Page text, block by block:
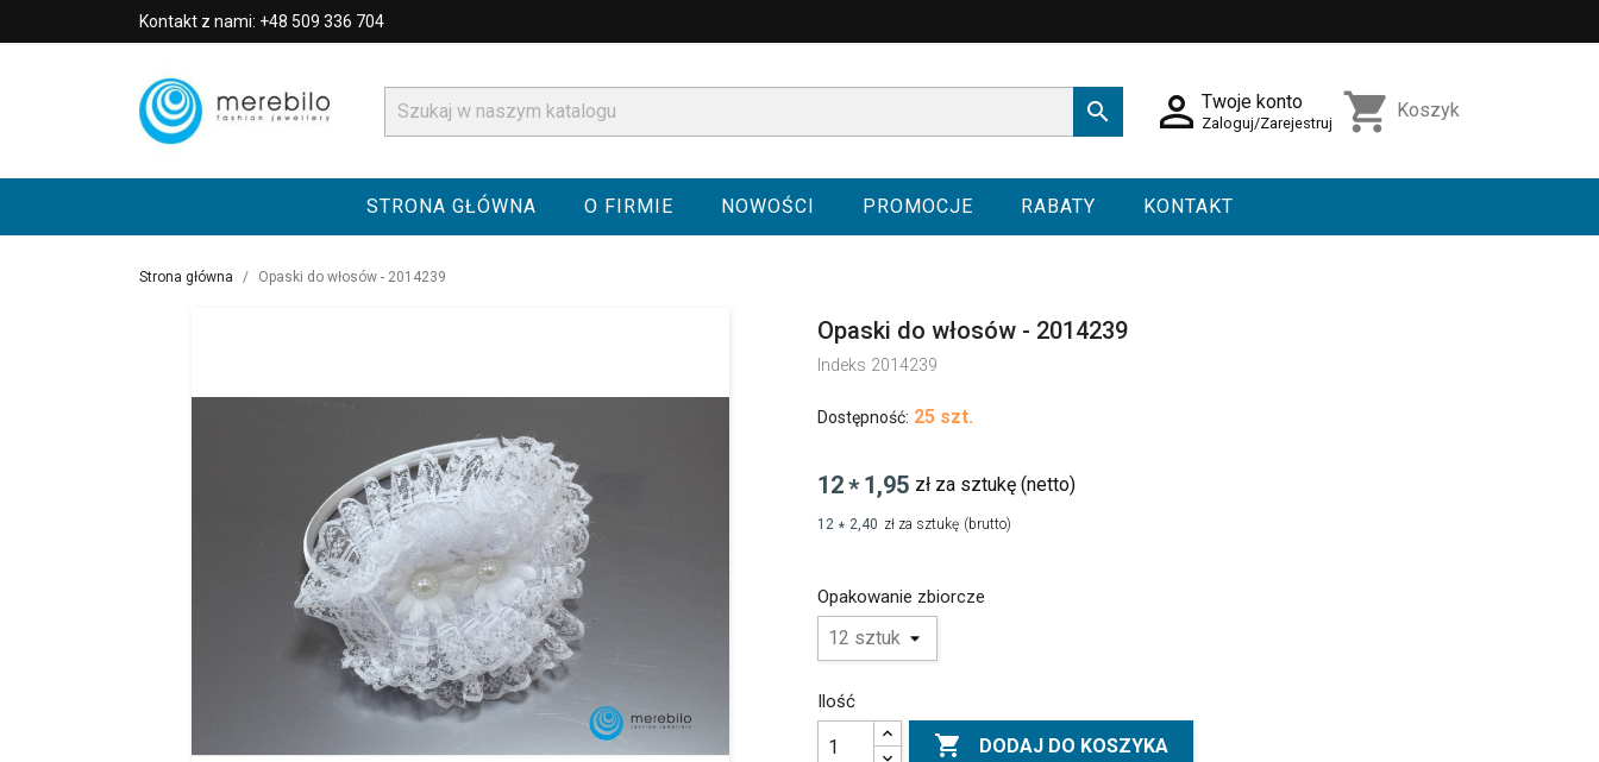
Kontakt z nami: +48 509 336 704
  Twoje konto
Zaloguj/Zarejestruj shopping_cart Koszyk
STRONA GŁÓWNA O FIRMIE NOWOŚCI PROMOCJE RABATY KONTAKT
Strona główna Opaski do włosów - 2014239
Opaski do włosów - 2014239
Indeks 2014239
Dostępność: 25 szt.
12* 1,95 zł za sztukę (netto)
12 * 2,40 zł za sztukę (brutto)
Opakowanie zbiorcze
Ilość
 DODAJ DO KOSZYKA